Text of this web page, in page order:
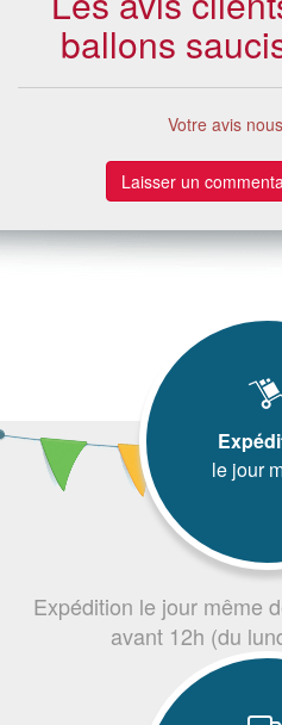
ballons
Votre avis
Laisser un
le jour
Expédition le jour même
avant 12h (du